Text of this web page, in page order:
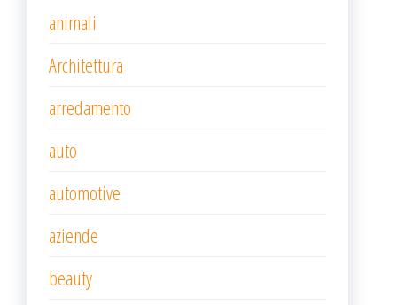
animali
Architettura
arredamento
auto
automotive
aziende
beauty